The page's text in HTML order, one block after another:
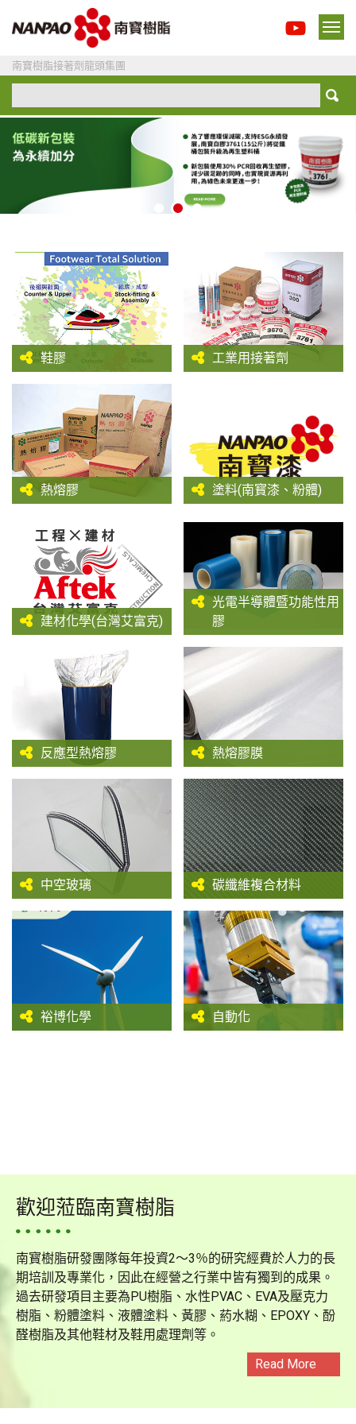
南寶樹脂接著劑龍頭集團
鞋膠 工業用接著劑
熱熔膠 塗料(南寳漆、粉體)
建材化學(台灣艾富克)
光電半導體暨功能性用
膠
反應型熱熔膠 熱熔膠膜
中空玻璃 碳纖維複合材料
裕博化學 自動化
歡迎蒞臨南寶樹脂
南寳樹脂研發團隊每年投資2～3％的研究經費於人力的長
期培訓及專業化，因此在經營之行業中皆有獨到的成果。
過去研發項目主要為PU樹脂、水性PVAC、EVA及壓克力
樹脂、粉體塗料、液體塗料、黃膠、葯水糊、EPOXY、酚
醛樹脂及其他鞋材及鞋用處理劑等。
Read More